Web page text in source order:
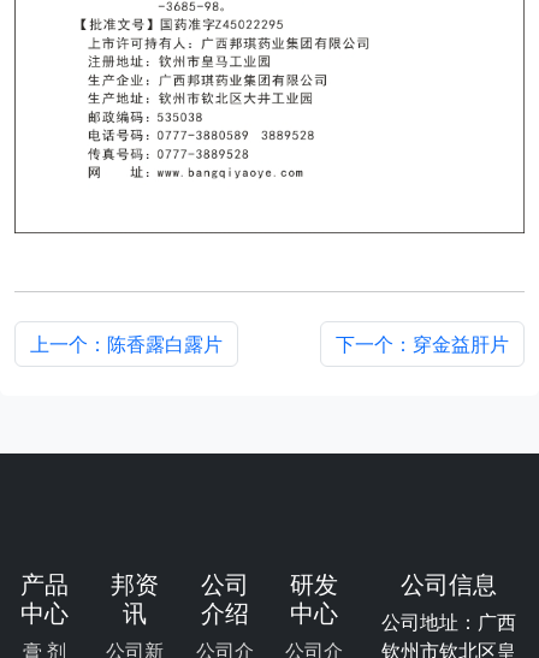
上一个：陈香露白露片 下一个：穿金益肝片
产品
中心
膏 剂
邦资
讯
公司新
公司
介绍
公司介
研发
中心
公司介
公司信息
公司地址：广西
钦州市钦北区皇